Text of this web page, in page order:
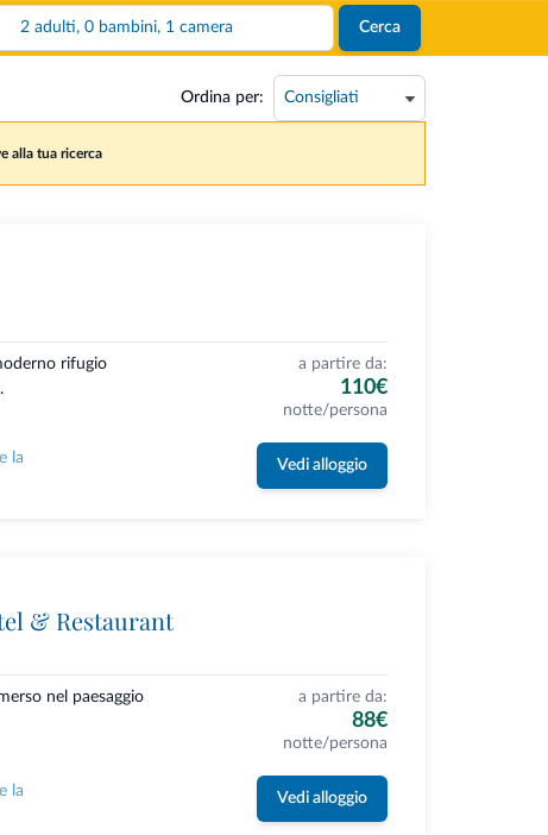
2 adulti, 0 bambini, 1 camera Cerca
Ordina per:
alla tua ricerca
rifugio
a partire da:
110€
notte/persona
la
Vedi alloggio
& Restaurant
nel paesaggio
a partire da:
88€
notte/persona
la
Vedi alloggio